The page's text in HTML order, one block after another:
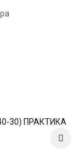
30) ПРАКТИКА